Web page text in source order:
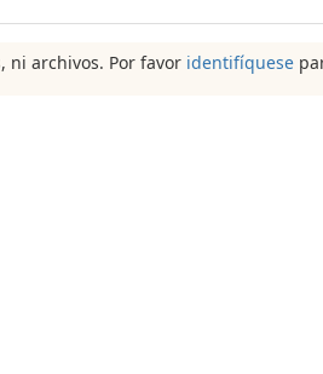
ni archivos. Por favor identifíquese